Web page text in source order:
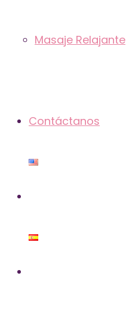
Masaje Relajante
Contáctanos